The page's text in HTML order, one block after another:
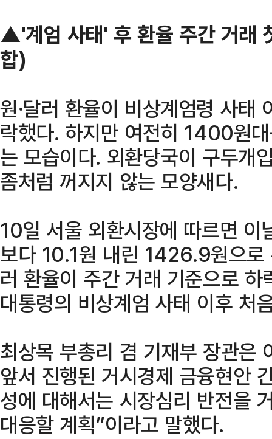
▲'계엄 사태' 후 환율 주간 거래
합)
원·달러 환율이 비상계엄령 사태
락했다. 하지만 여전히 1400원
는 모습이다. 외환당국이 구두개
좀처럼 꺼지지 않는 모양새다.
10일 서울 외환시장에 따르면 이
보다 10.1원 내린 1426.9원으로
러 환율이 주간 거래 기준으로
대통령의 비상계엄 사태 이후 처
최상목 부총리 겸 기재부 장관은
앞서 진행된 거시경제 금융현안
성에 대해서는 시장심리 반전을
대응할 계획”이라고 말했다.